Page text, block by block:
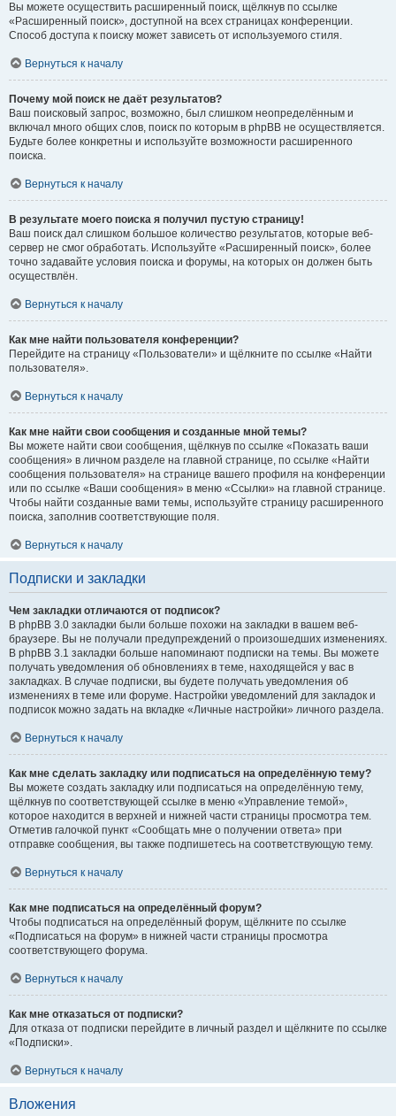
Вы можете осуществить расширенный поиск, щёлкнув по ссылке
«Расширенный поиск», доступной на всех страницах конференции.
Способ доступа к поиску может зависеть от используемого стиля.
Вернуться к началу
Почему мой поиск не даёт результатов?
Ваш поисковый запрос, возможно, был слишком неопределённым и
включал много общих слов, поиск по которым в phpBB не осуществляется.
Будьте более конкретны и используйте возможности расширенного
поиска.
Вернуться к началу
В результате моего поиска я получил пустую страницу!
Ваш поиск дал слишком большое количество результатов, которые веб-
сервер не смог обработать. Используйте «Расширенный поиск», более
точно задавайте условия поиска и форумы, на которых он должен быть
осуществлён.
Вернуться к началу
Как мне найти пользователя конференции?
Перейдите на страницу «Пользователи» и щёлкните по ссылке «Найти
пользователя».
Вернуться к началу
Как мне найти свои сообщения и созданные мной темы?
Вы можете найти свои сообщения, щёлкнув по ссылке «Показать ваши
сообщения» в личном разделе на главной странице, по ссылке «Найти
сообщения пользователя» на странице вашего профиля на конференции
или по ссылке «Ваши сообщения» в меню «Ссылки» на главной странице.
Чтобы найти созданные вами темы, используйте страницу расширенного
поиска, заполнив соответствующие поля.
Вернуться к началу
Подписки и закладки
Чем закладки отличаются от подписок?
В phpBB 3.0 закладки были больше похожи на закладки в вашем веб-
браузере. Вы не получали предупреждений о произошедших изменениях.
В phpBB 3.1 закладки больше напоминают подписки на темы. Вы можете
получать уведомления об обновлениях в теме, находящейся у вас в
закладках. В случае подписки, вы будете получать уведомления об
изменениях в теме или форуме. Настройки уведомлений для закладок и
подписок можно задать на вкладке «Личные настройки» личного раздела.
Вернуться к началу
Как мне сделать закладку или подписаться на определённую тему?
Вы можете создать закладку или подписаться на определённую тему,
щёлкнув по соответствующей ссылке в меню «Управление темой»,
которое находится в верхней и нижней части страницы просмотра тем.
Отметив галочкой пункт «Сообщать мне о получении ответа» при
отправке сообщения, вы также подпишетесь на соответствующую тему.
Вернуться к началу
Как мне подписаться на определённый форум?
Чтобы подписаться на определённый форум, щёлкните по ссылке
«Подписаться на форум» в нижней части страницы просмотра
соответствующего форума.
Вернуться к началу
Как мне отказаться от подписки?
Для отказа от подписки перейдите в личный раздел и щёлкните по ссылке
«Подписки».
Вернуться к началу
Вложения